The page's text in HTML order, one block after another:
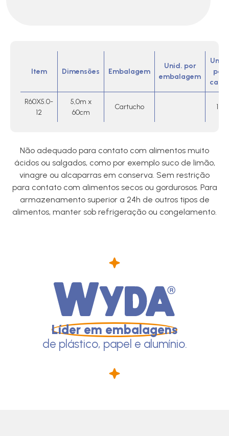
Item Dimensões Embalagem
Unid. por
embalagem
Unid.
por
caixa
R60X5.0-
12
5,0m x
60cm
Cartucho 12
Não adequado para contato com alimentos muito
ácidos ou salgados, como por exemplo suco de limão,
vinagre ou alcaparras em conserva. Sem restrição
para contato com alimentos secos ou gordurosos. Para
armazenamento superior a 24h de outros tipos de
alimentos, manter sob refrigeração ou congelamento.
Líder em embalagens
de plástico, papel e alumínio.